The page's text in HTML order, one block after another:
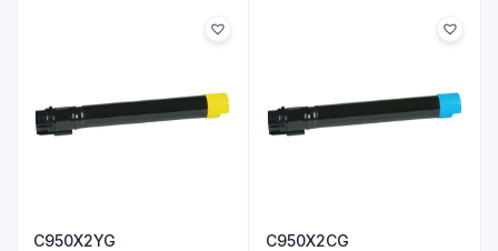
C950X2YG C950X2CG